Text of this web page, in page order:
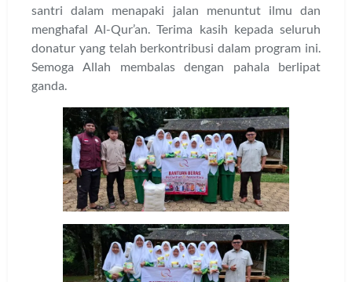
santri dalam menapaki jalan menuntut ilmu dan
menghafal Al-Qur’an. Terima kasih kepada seluruh
donatur yang telah berkontribusi dalam program ini.
Semoga Allah membalas dengan pahala berlipat
ganda.